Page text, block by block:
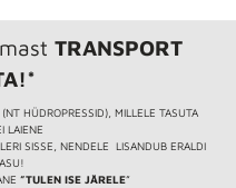
TRANSPORT
HÜDROPRESSID), MILLELE TASUTA
LAIENE
SISSE, NENDELE LISANDUB ERALDI
”TULEN ISE JÄRELE”